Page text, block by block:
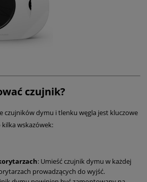
czujnik?
czujników dymu i tlenku węgla jest kluczowe
wskazówek:
: Umieść czujnik dymu w każdej
prowadzących do wyjść.